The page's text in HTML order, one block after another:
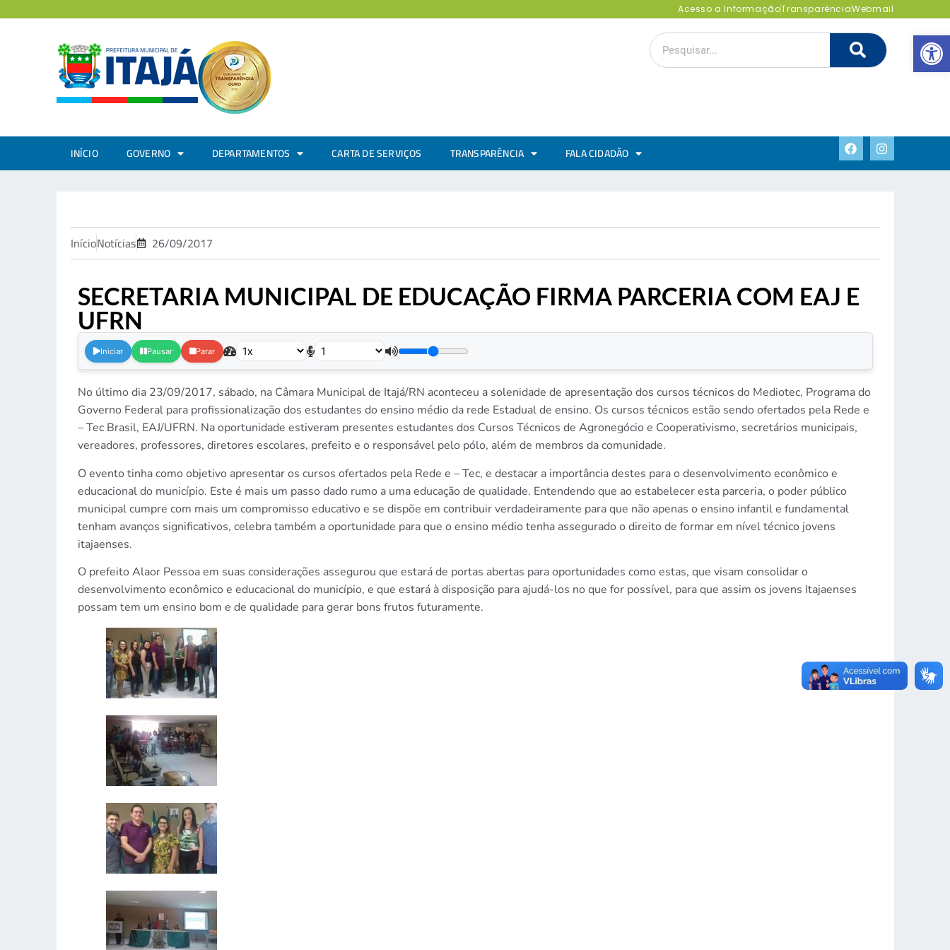
Abrir
Acesso a InformaçãoTransparênciaWebmail
INÍCIO GOVERNO DEPARTAMENTOS CARTA DE SERVIÇOS TRANSPARÊNCIA FALA CIDADÃO
InícioNotícias 26/09/2017
SECRETARIA MUNICIPAL DE EDUCAÇÃO FIRMA PARCERIA COM EAJ E
UFRN
Iniciar Pausar Parar
No último dia 23/09/2017, sábado, na Câmara Municipal de Itajá/RN aconteceu a solenidade de apresentação dos cursos técnicos do Mediotec, Programa do
Governo Federal para profissionalização dos estudantes do ensino médio da rede Estadual de ensino. Os cursos técnicos estão sendo ofertados pela Rede e
– Tec Brasil, EAJ/UFRN. Na oportunidade estiveram presentes estudantes dos Cursos Técnicos de Agronegócio e Cooperativismo, secretários municipais,
vereadores, professores, diretores escolares, prefeito e o responsável pelo pólo, além de membros da comunidade.
O evento tinha como objetivo apresentar os cursos ofertados pela Rede e – Tec, e destacar a importância destes para o desenvolvimento econômico e
educacional do município. Este é mais um passo dado rumo a uma educação de qualidade. Entendendo que ao estabelecer esta parceria, o poder público
municipal cumpre com mais um compromisso educativo e se dispõe em contribuir verdadeiramente para que não apenas o ensino infantil e fundamental
tenham avanços significativos, celebra também a oportunidade para que o ensino médio tenha assegurado o direito de formar em nível técnico jovens
itajaenses.
O prefeito Alaor Pessoa em suas considerações assegurou que estará de portas abertas para oportunidades como estas, que visam consolidar o
desenvolvimento econômico e educacional do município, e que estará à disposição para ajudá-los no que for possível, para que assim os jovens Itajaenses
possam tem um ensino bom e de qualidade para gerar bons frutos futuramente.